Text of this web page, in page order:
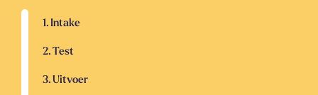
1. Intake
2. Test
3. Uitvoer